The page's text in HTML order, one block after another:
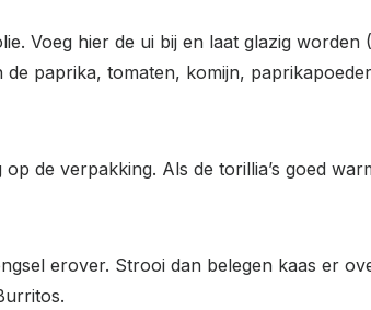
Voeg hier de ui bij en laat glazig
paprika, tomaten, komijn,
de verpakking. Als de torillia’s goed
erover. Strooi dan belegen kaas er